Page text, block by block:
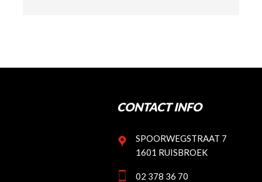
CONTACT INFO
SPOORWEGSTRAAT 7
1601 RUISBROEK
02 378 36 70